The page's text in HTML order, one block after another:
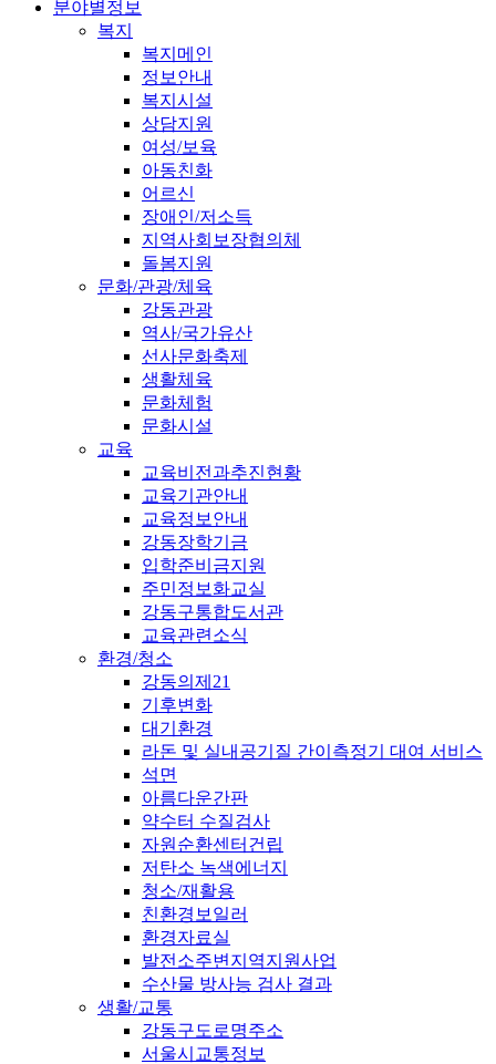
분야별정보
복지
복지메인
정보안내
복지시설
상담지원
여성/보육
아동친화
어르신
장애인/저소득
지역사회보장협의체
돌봄지원
문화/관광/체육
강동관광
역사/국가유산
선사문화축제
생활체육
문화체험
문화시설
교육
교육비전과추진현황
교육기관안내
교육정보안내
강동장학기금
입학준비금지원
주민정보화교실
강동구통합도서관
교육관련소식
환경/청소
강동의제21
기후변화
대기환경
라돈 및 실내공기질 간이측정기 대여 서비스
석면
아름다운간판
약수터 수질검사
자원순환센터건립
저탄소 녹색에너지
청소/재활용
친환경보일러
환경자료실
발전소주변지역지원사업
수산물 방사능 검사 결과
생활/교통
강동구도로명주소
서울시교통정보